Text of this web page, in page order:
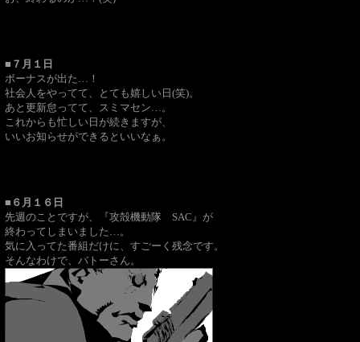
■７月１日
ボーナスが出た…！
社会人をやってて、とても嬉しい日(笑)。
あと更新怠ってて、スミマセン…。
これからも忙しい日が続きますが、
いいお知らせができるといいなぁ。
■６月１６日
先週のことですが、『攻殻機動隊 SAC』が
終わってしまいました…。
気に入ってた番組だけに、すごーく残念です。
そんなわけで、バトーさん。